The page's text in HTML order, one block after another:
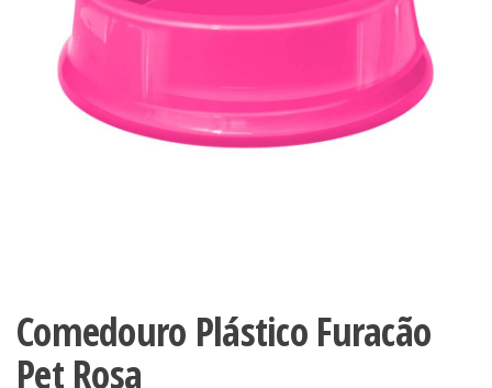
Comedouro Plástico Furacão
Pet Rosa